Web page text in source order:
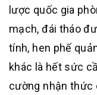
lược quốc gia
mạch, đái tháo
tính, hen phế
khác là hết sức
cường nhận thức